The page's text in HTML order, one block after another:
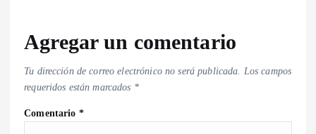
Agregar un comentario
Tu dirección de correo electrónico no será publicada.
Los campos
requeridos están marcados *
Comentario *